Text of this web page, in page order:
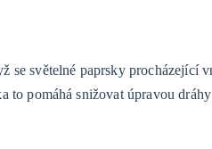
se světelné paprsky procházející
to pomáhá snižovat úpravou